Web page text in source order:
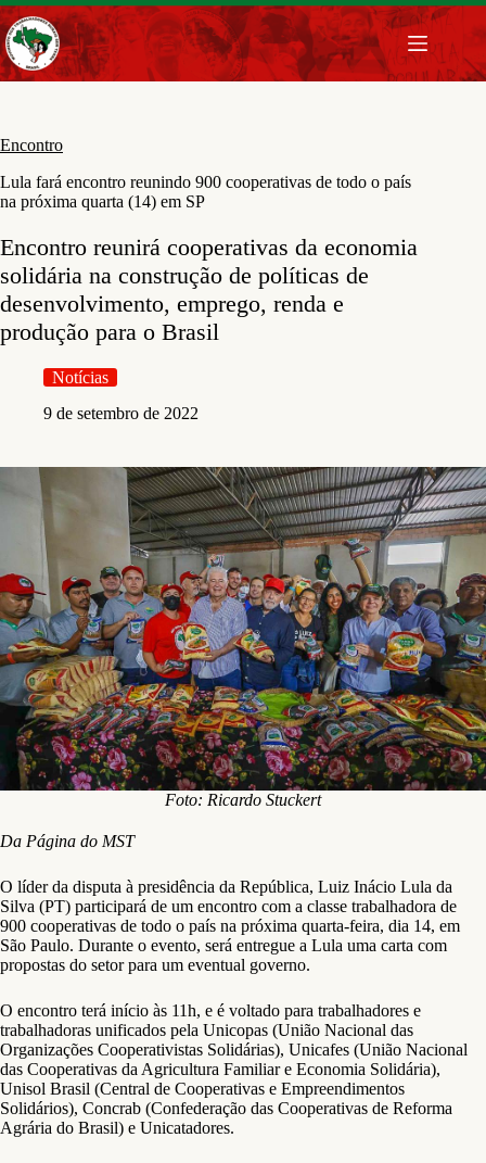
Pular
para
o
conteúdo
Encontro
Lula fará encontro reunindo 900 cooperativas de todo o país
na próxima quarta (14) em SP
Encontro reunirá cooperativas da economia
solidária na construção de políticas de
desenvolvimento, emprego, renda e
produção para o Brasil
Notícias
9 de setembro de 2022
Foto: Ricardo Stuckert
Da Página do MST
O líder da disputa à presidência da República, Luiz Inácio Lula da
Silva (PT) participará de um encontro com a classe trabalhadora de
900 cooperativas de todo o país na próxima quarta-feira, dia 14, em
São Paulo. Durante o evento, será entregue a Lula uma carta com
propostas do setor para um eventual governo.
O encontro terá início às 11h, e é voltado para trabalhadores e
trabalhadoras unificados pela Unicopas (União Nacional das
Organizações Cooperativistas Solidárias), Unicafes (União Nacional
das Cooperativas da Agricultura Familiar e Economia Solidária),
Unisol Brasil (Central de Cooperativas e Empreendimentos
Solidários), Concrab (Confederação das Cooperativas de Reforma
Agrária do Brasil) e Unicatadores.